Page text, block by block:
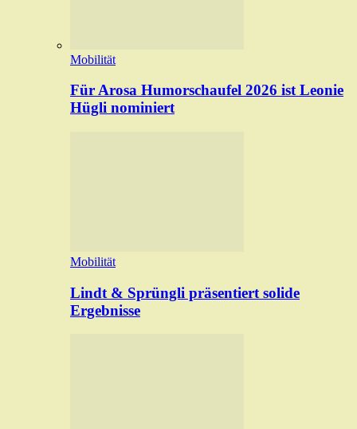
Mobilität
Für Arosa Humorschaufel 2026 ist Leonie
Hügli nominiert
Mobilität
Lindt & Sprüngli präsentiert solide
Ergebnisse